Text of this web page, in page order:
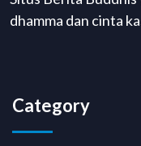
dhamma dan cinta
Category